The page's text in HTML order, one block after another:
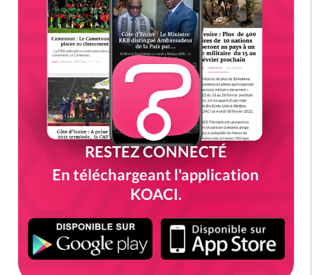
RESTEZ CONNECTÉ
En téléchargeant l'application
KOACI.